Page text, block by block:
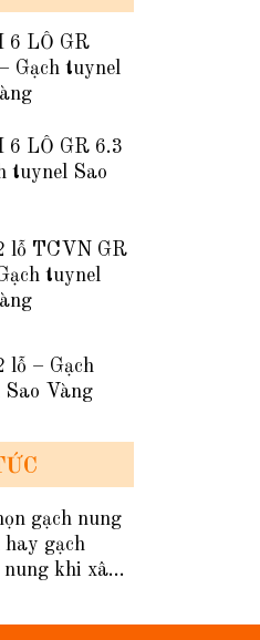
6 LỖ GR
Gạch tuynel
6 LỖ GR 6.3
tuynel Sao
lỗ TCVN GR
tuynel
lỗ – Gạch
Sao Vàng
gạch nung
gạch
nung khi xây